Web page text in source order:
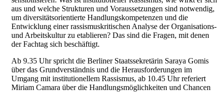
aus und welche Strukturen und Voraussetzungen sind notwendig,
um diversitätsorientierte Handlungskompetenzen und die
Entwicklung einer rassismuskritischen Analyse der Organisations-
und Arbeitskultur zu etablieren? Das sind die Fragen, mit denen
der Fachtag sich beschäftigt.
Ab 9.35 Uhr spricht die Berliner Staatssekretärin Saraya Gomis
über das Grundverständnis und die Herausforderungen im
Umgang mit institutionellem Rassismus, ab 10.45 Uhr referiert
Miriam Camara über die Handlungsmöglichkeiten und Chancen